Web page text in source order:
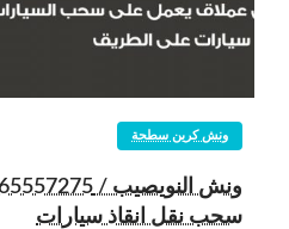
ونش كرين سطحة
سحب نقل انقاذ سيارات